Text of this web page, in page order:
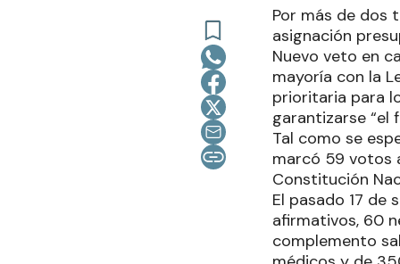
Por más de dos
asignación
Nuevo veto en
mayoría con la
prioritaria para
garantizarse “el
Tal como se
marcó 59 votos
Constitución
El pasado 17 de
afirmativos, 60
complemento